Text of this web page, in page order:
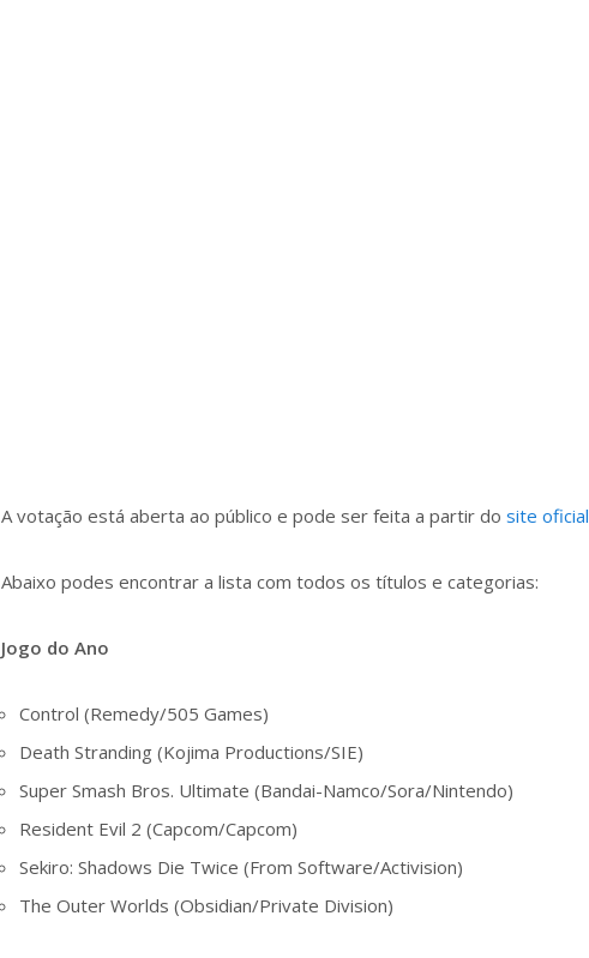
A votação está aberta ao público e pode ser feita a partir do site oficial
Abaixo podes encontrar a lista com todos os títulos e categorias:
Jogo do Ano
Control (Remedy/505 Games)
Death Stranding (Kojima Productions/SIE)
Super Smash Bros. Ultimate (Bandai-Namco/Sora/Nintendo)
Resident Evil 2 (Capcom/Capcom)
Sekiro: Shadows Die Twice (From Software/Activision)
The Outer Worlds (Obsidian/Private Division)